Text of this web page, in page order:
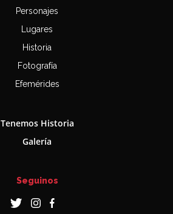
Personajes
Lugares
Historia
Fotografía
Efemérides
Tenemos Historia
Galería
Seguinos